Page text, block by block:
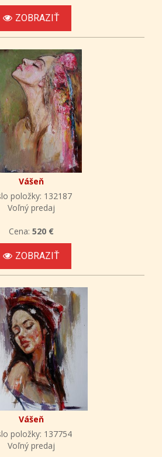
ZOBRAZIŤ
Vášeň
položky: 132187
Voľný predaj
Cena: 520 €
ZOBRAZIŤ
Vášeň
položky: 137754
Voľný predaj